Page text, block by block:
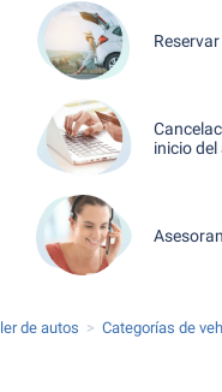
inicio del
de autos Categorías de